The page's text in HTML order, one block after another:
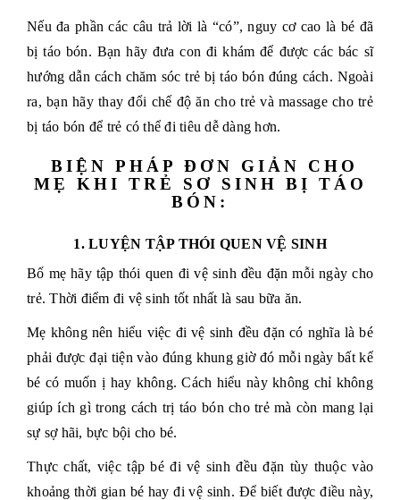
Nếu đa phần các câu trả lời là “có”, nguy cơ cao là bé đã
bị táo bón. Bạn hãy đưa con đi khám để được các bác sĩ
hướng dẫn cách chăm sóc trẻ bị táo bón đúng cách. Ngoài
ra, bạn hãy thay đổi chế độ ăn cho trẻ và massage cho trẻ
bị táo bón để trẻ có thể đi tiêu dễ dàng hơn.
BIỆN PHÁP ĐƠN GIẢN CHO
MẸ KHI TRẺ SƠ SINH BỊ TÁO
BÓN:
1. LUYỆN TẬP THÓI QUEN VỆ SINH
Bố mẹ hãy tập thói quen đi vệ sinh đều đặn mỗi ngày cho
trẻ. Thời điểm đi vệ sinh tốt nhất là sau bữa ăn.
Mẹ không nên hiểu việc đi vệ sinh đều đặn có nghĩa là bé
phải được đại tiện vào đúng khung giờ đó mỗi ngày bất kể
bé có muốn ị hay không. Cách hiểu này không chỉ không
giúp ích gì trong cách trị táo bón cho trẻ mà còn mang lại
sự sợ hãi, bực bội cho bé.
Thực chất, việc tập bé đi vệ sinh đều đặn tùy thuộc vào
khoảng thời gian bé hay đi vệ sinh. Để biết được điều này,